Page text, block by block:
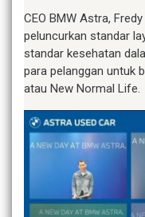
CEO BMW Astra,
peluncurkan standar
standar kesehatan
para pelanggan untuk
atau New Normal Life.